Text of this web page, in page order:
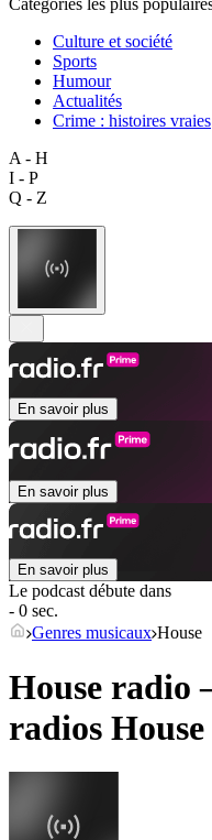
Culture et société
Sports
Humour
Actualités
Crime : histoires vraies
A - H
I - P
Q - Z
En savoir plus
En savoir plus
En savoir plus
Le podcast débute dans
- 0 sec.
Genres musicaux House
House radio
radios House